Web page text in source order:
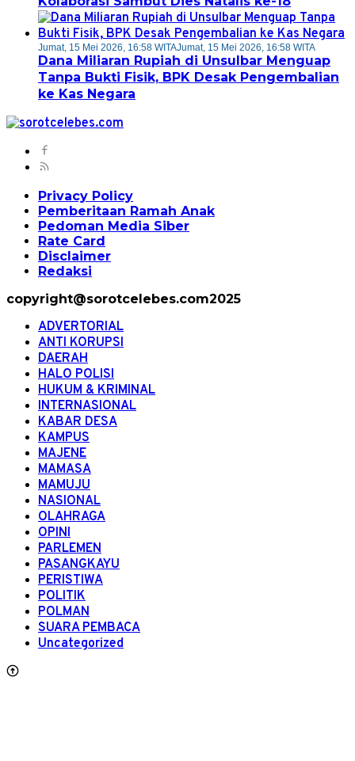
Jumat, 15 Mei 2026, 16:58 WITAJumat, 15 Mei 2026, 16:58 WITA
Dana Miliaran Rupiah di Unsulbar Menguap
Tanpa Bukti Fisik, BPK Desak Pengembalian
ke Kas Negara
Privacy Policy
Pemberitaan Ramah Anak
Pedoman Media Siber
Rate Card
Disclaimer
Redaksi
copyright@sorotcelebes.com2025
ADVERTORIAL
ANTI KORUPSI
DAERAH
HALO POLISI
HUKUM & KRIMINAL
INTERNASIONAL
KABAR DESA
KAMPUS
MAJENE
MAMASA
MAMUJU
NASIONAL
OLAHRAGA
OPINI
PARLEMEN
PASANGKAYU
PERISTIWA
POLITIK
POLMAN
SUARA PEMBACA
Uncategorized